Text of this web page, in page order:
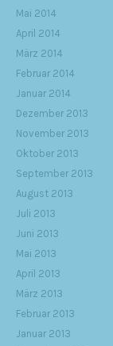
Mai 2014
April 2014
März 2014
Februar 2014
Januar 2014
Dezember 2013
November 2013
Oktober 2013
September 2013
August 2013
Juli 2013
Juni 2013
Mai 2013
April 2013
März 2013
Februar 2013
Januar 2013